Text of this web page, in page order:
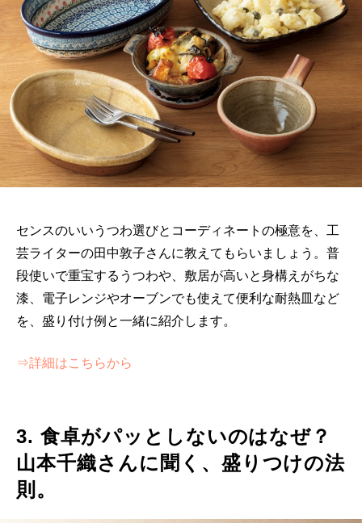
センスのいいうつわ選びとコーディネートの極意を、工
芸ライターの田中敦子さんに教えてもらいましょう。普
段使いで重宝するうつわや、敷居が高いと身構えがちな
漆、電子レンジやオーブンでも使えて便利な耐熱皿など
を、盛り付け例と一緒に紹介します。
⇒詳細はこちらから
3. 食卓がパッとしないのはなぜ？
山本千織さんに聞く、盛りつけの法
則。